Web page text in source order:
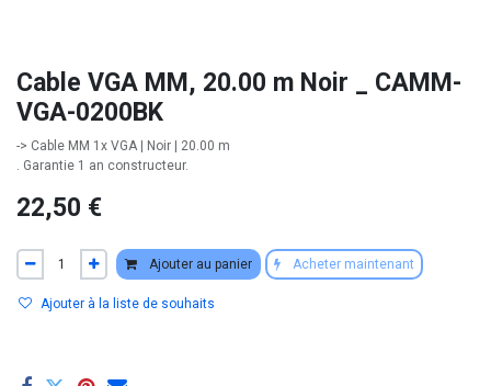
Cable VGA MM, 20.00 m Noir _ CAMM-
VGA-0200BK
-> Cable MM 1x VGA | Noir | 20.00 m
. Garantie 1 an constructeur.
22,50 €
Ajouter au panier Acheter maintenant
Ajouter à la liste de souhaits